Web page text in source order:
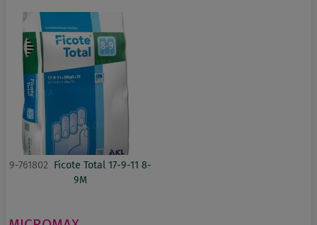
9-761802 Ficote Total 17-9-11 8-
9M